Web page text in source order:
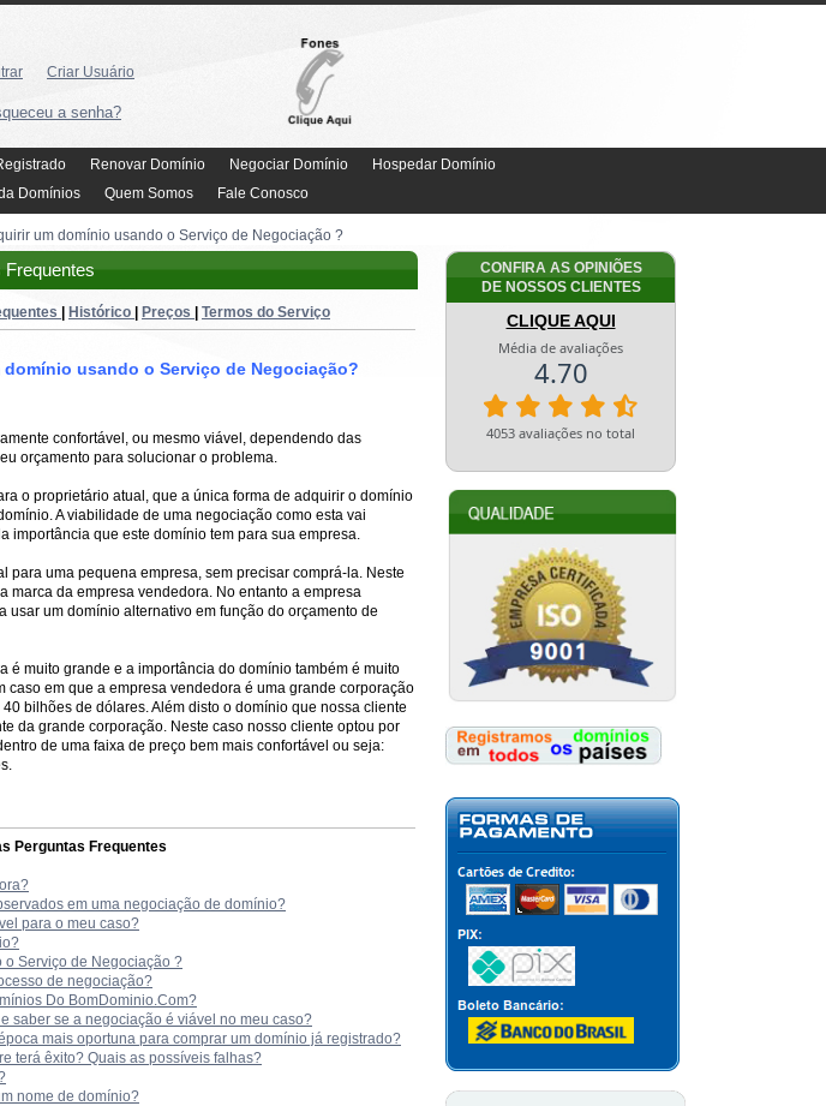
Criar Usuário
a senha?
Renovar Domínio Negociar Domínio
Hospedar Domínio
Domínios Quem Somos Fale Conosco
um domínio usando o Serviço de Negociação ?
Frequentes
| Histórico | Preços | Termos do Serviço
usando o Serviço de Negociação?
confortável, ou mesmo viável, dependendo das
orçamento para solucionar o problema.
o proprietário atual, que a única forma de adquirir o domínio
A viabilidade de uma negociação como esta vai
importância que este domínio tem para sua empresa.
para uma pequena empresa, sem precisar comprá-la. Neste
marca da empresa vendedora. No entanto a empresa
um domínio alternativo em função do orçamento de
é muito grande e a importância do domínio também é muito
caso em que a empresa vendedora é uma grande corporação
bilhões de dólares. Além disto o domínio que nossa cliente
da grande corporação. Neste caso nosso cliente optou por
de uma faixa de preço bem mais confortável ou seja:
Perguntas Frequentes
em uma negociação de domínio?
para o meu caso?
Serviço de Negociação ?
de negociação?
Do BomDominio.Com?
saber se a negociação é viável no meu caso?
mais oportuna para comprar um domínio já registrado?
terá êxito? Quais as possíveis falhas?
nome de domínio?
CONFIRA AS OPINIÕES
DE NOSSOS CLIENTES
CLIQUE AQUI